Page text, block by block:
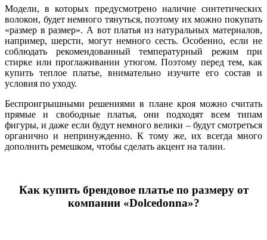
Модели, в которых предусмотрено наличие синтетических
волокон, будет немного тянуться, поэтому их можно покупать
«размер в размер». А вот платья из натуральных материалов,
например, шерсти, могут немного сесть. Особенно, если не
соблюдать рекомендованный температурный режим при
стирке или проглаживании утюгом. Поэтому перед тем, как
купить теплое платье, внимательно изучите его состав и
условия по уходу.
Беспроигрышными решениями в плане кроя можно считать
прямые и свободные платья, они подходят всем типам
фигуры, и даже если будут немного велики – будут смотреться
органично и непринужденно. К тому же, их всегда много
дополнить ремешком, чтобы сделать акцент на талии.
Как купить брендовое платье по размеру от
компании «Dolcedonna»?